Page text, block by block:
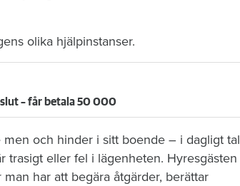
olika hjälpinstanser.
– får betala 50 000
och hinder i sitt boende – i dagligt tal
trasigt eller fel i lägenheten. Hyresgästen
har att begära åtgärder, berättar